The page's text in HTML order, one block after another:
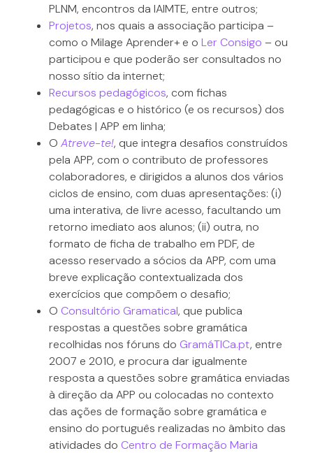
PLNM, encontros da IAIMTE, entre outros;
Projetos, nos quais a associação participa –
como o Milage Aprender+ e o Ler Consigo – ou
participou e que poderão ser consultados no
nosso sítio da internet;
Recursos pedagógicos, com fichas
pedagógicas e o histórico (e os recursos) dos
Debates | APP em linha;
O Atreve-te!, que integra desafios construídos
pela APP, com o contributo de professores
colaboradores, e dirigidos a alunos dos vários
ciclos de ensino, com duas apresentações: (i)
uma interativa, de livre acesso, facultando um
retorno imediato aos alunos; (ii) outra, no
formato de ficha de trabalho em PDF, de
acesso reservado a sócios da APP, com uma
breve explicação contextualizada dos
exercícios que compõem o desafio;
O Consultório Gramatical, que publica
respostas a questões sobre gramática
recolhidas nos fóruns do GramáTICa.pt, entre
2007 e 2010, e procura dar igualmente
resposta a questões sobre gramática enviadas
à direção da APP ou colocadas no contexto
das ações de formação sobre gramática e
ensino do português realizadas no âmbito das
atividades do Centro de Formação Maria